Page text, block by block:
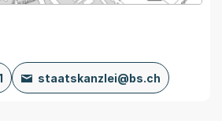
staatskanzlei@bs.ch